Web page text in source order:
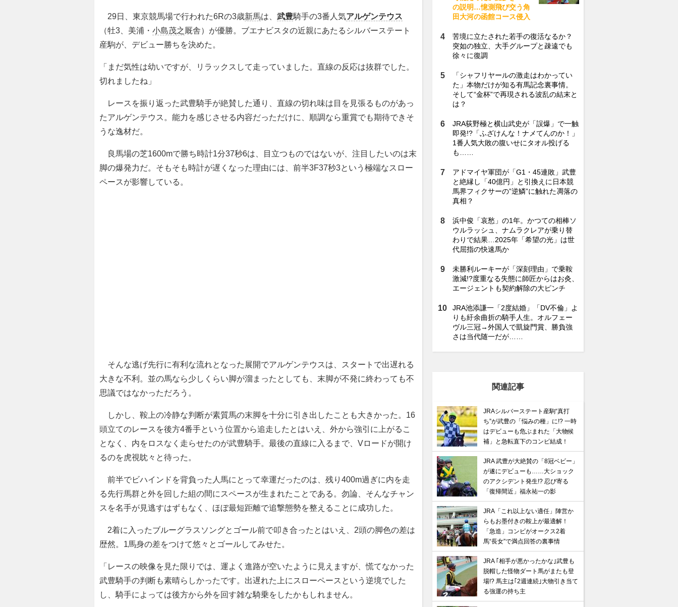
29日、東京競馬場で行われた6Rの3歳新馬は、 武豊騎手の3番人気アルゲンテウス
（牡3、美浦・ 小島茂之厩舎）が優勝。ブエナビスタの近親にあたるシルバーステート
産駒が、デビュー勝ちを決めた。
「まだ気性は幼いですが、リラックスして走っていました。直線の反応は抜群でした。
切れましたね」
レースを振り返った武豊騎手が絶賛した通り、直線の切れ味は目を見張るものがあっ
たアルゲンテウス。能力を感じさせる内容だっただけに、順調なら重賞でも期待できそ
うな逸材だ。
良馬場の芝1600mで勝ち時計1分37秒6は、目立つものではないが、注目したいのは末
脚の爆発力だ。そもそも時計が遅くなった理由には、前半3F37秒3という極端なスロー
ペースが影響している。
そんな逃げ先行に有利な流れとなった展開でアルゲンテウスは、スタートで出遅れる
大きな不利。並の馬なら少しくらい脚が溜まったとしても、末脚が不発に終わっても不
思議ではなかっただろう。
しかし、鞍上の冷静な判断が素質馬の末脚を十分に引き出したことも大きかった。16
頭立てのレースを後方4番手という位置から追走したとはいえ、外から強引に上がるこ
となく、内をロスなく走らせたのが武豊騎手。最後の直線に入るまで、Vロードが開け
るのを虎視眈々と待った。
前半でビハインドを背負った人馬にとって幸運だったのは、残り400m過ぎに内を走
る先行馬群と外を回した組の間にスペースが生まれたことである。勿論、そんなチャン
スを名手が見逃すはずもなく、ほぼ最短距離で追撃態勢を整えることに成功した。
2着に入ったブルーグラスソングとゴール前で叩き合ったとはいえ、2頭の脚色の差は
歴然。1馬身の差をつけて悠々とゴールしてみせた。
「レースの映像を見た限りでは、運よく進路が空いたように見えますが、慌てなかった
武豊騎手の判断も素晴らしかったです。出遅れた上にスローペースという逆境でした
し、騎手によっては後方から外を回す雑な騎乗をしたかもしれません。
の説明…憶測飛び交う角
田大河の函館コース侵入
苦境に立たされた若手の復活なるか？
突如の独立、大手グループと疎遠でも
徐々に復調
「シャフリヤールの激走はわかってい
た」本物だけが知る有馬記念裏事情。
そして“金杯”で再現される波乱の結末と
は？
JRA荻野極と横山武史が「誤爆」で一触
即発!?「ふざけんな！ナメてんのか！」
1番人気大敗の腹いせにタオル投げる
も……
アドマイヤ軍団が「G1・45連敗」武豊
と絶縁し「40億円」と引換えに日本競
馬界フィクサーの”逆鱗”に触れた凋落の
真相？
浜中俊「哀愁」の1年。かつての相棒ソ
ウルラッシュ、ナムラクレアが乗り替
わりで結果…2025年「希望の光」は世
代屈指の快速馬か
未勝利ルーキーが「深刻理由」で乗鞍
激減!?度重なる失態に師匠からはお灸、
エージェントも契約解除の大ピンチ
JRA池添謙一「2度結婚」「DV不倫」よ
りも紆余曲折の騎手人生。オルフェー
ヴル三冠→外国人で凱旋門賞、勝負強
さは当代随一だが……
関連記事
JRAシルバーステート産駒“真打
ち”が武豊の「悩みの種」に!? 一時
はデビューも危ぶまれた「大物候
補」と急転直下のコンビ結成！
JRA 武豊が大絶賛の「8冠ベビー」
が遂にデビューも……大ショック
のアクシデント発生!? 忍び寄る
「復帰間近」福永祐一の影
JRA「これ以上ない適任」陣営か
らもお墨付きの鞍上が最適解！
「急造」コンビがオークス2着
馬“長女”で満点回答の裏事情
JRA ｢相手が悪かったかな｣武豊も
脱帽した怪物ダート馬がまたも登
場!? 馬主は｢2週連続｣大物引き当て
る強運の持ち主